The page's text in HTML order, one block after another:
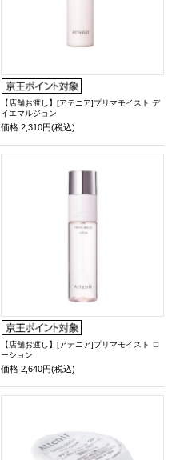
【店舗お渡し】[アテニア]プリマモイスト デ
イエマルジョン
価格 2,310円(税込)
【店舗お渡し】[アテニア]プリマモイスト ロ
ーション
価格 2,640円(税込)